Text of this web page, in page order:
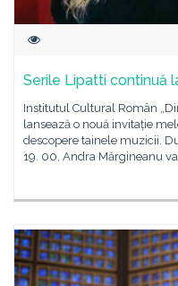
Serile Lipatti continuă
Institutul Cultural Român
lansează o nouă invitație
descopere tainele muzicii.
19. 00, Andra Mărgineanu